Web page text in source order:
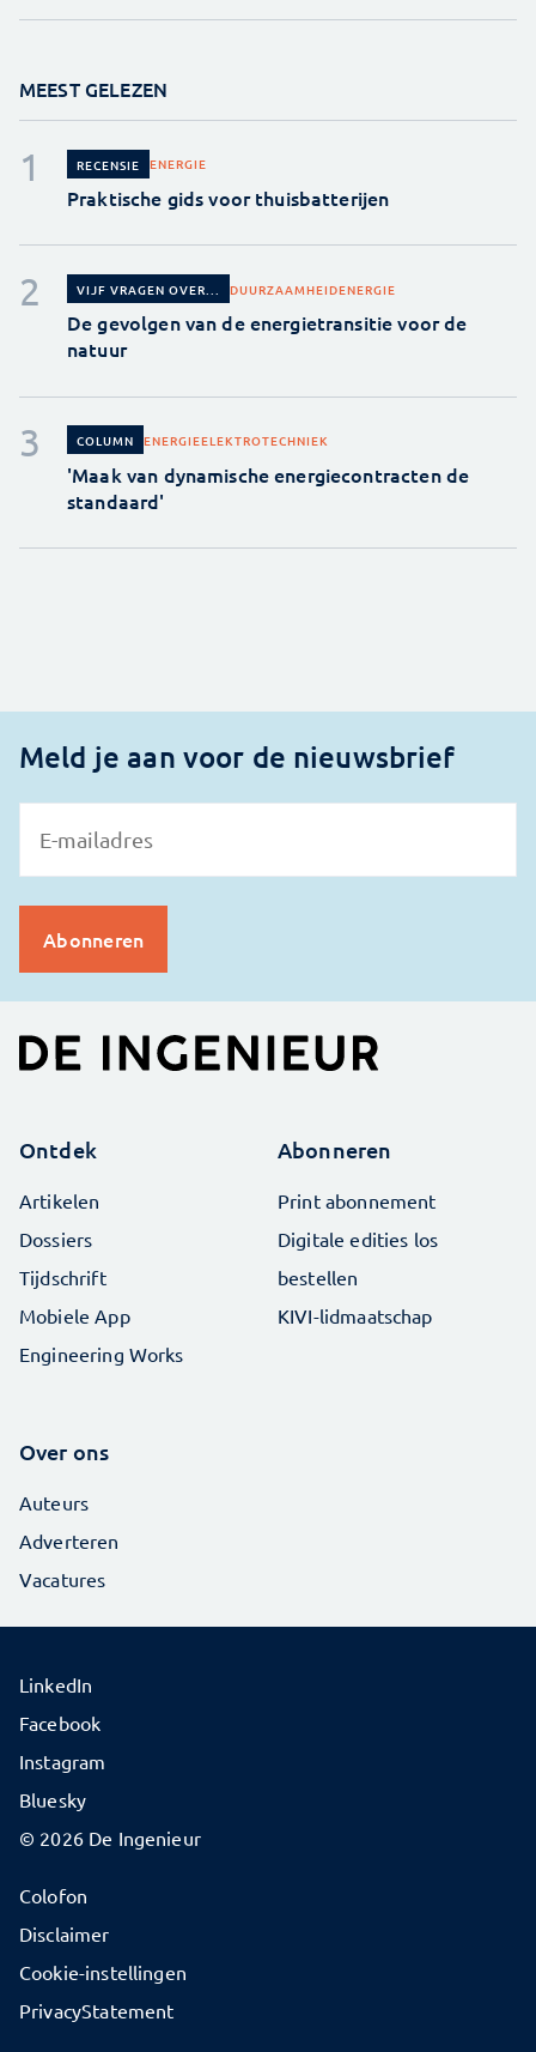
MEEST GELEZEN
RECENSIE ENERGIE
Praktische gids voor thuisbatterijen
VIJF VRAGEN OVER... DUURZAAMHEIDENERGIE
De gevolgen van de energietransitie voor de
natuur
COLUMN ENERGIEELEKTROTECHNIEK
'Maak van dynamische energiecontracten de
standaard'
Meld je aan voor de nieuwsbrief
Ontdek
Artikelen
Dossiers
Tijdschrift
Mobiele App
Engineering Works
Abonneren
Print abonnement
Digitale edities los
bestellen
KIVI-lidmaatschap
Over ons
Auteurs
Adverteren
Vacatures
© 2026 De Ingenieur
Colofon
Disclaimer
Cookie-instellingen
PrivacyStatement
LinkedIn
Facebook
Instagram
Bluesky